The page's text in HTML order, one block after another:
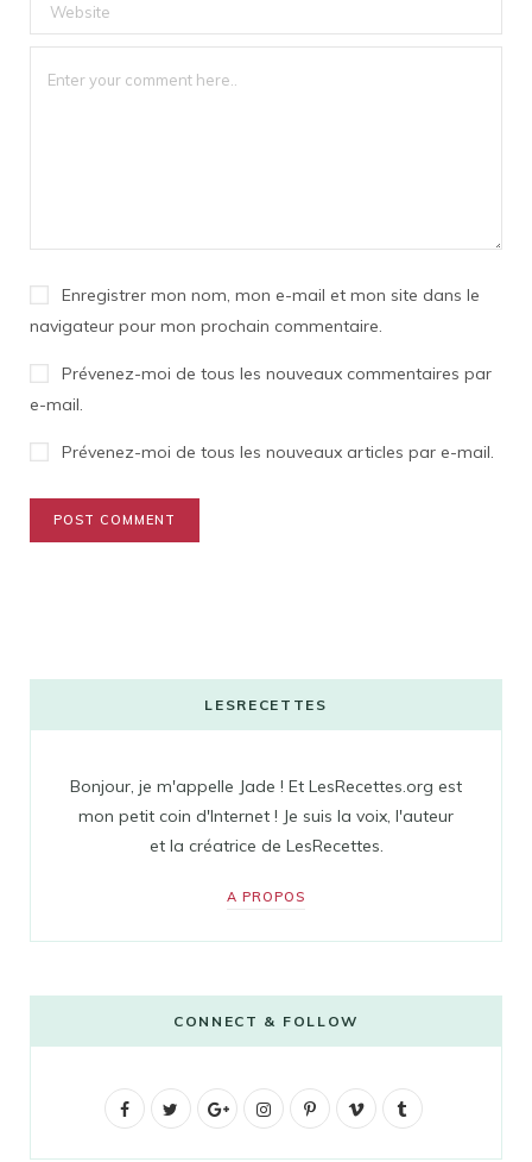
Enregistrer mon nom, mon e-mail et mon site dans le
navigateur pour mon prochain commentaire.
Prévenez-moi de tous les nouveaux commentaires par
e-mail.
Prévenez-moi de tous les nouveaux articles par e-mail.
LESRECETTES
Bonjour, je m'appelle Jade ! Et LesRecettes.org est
mon petit coin d'Internet ! Je suis la voix, l'auteur
et la créatrice de LesRecettes.
A PROPOS
CONNECT & FOLLOW
F
G
I
P
V